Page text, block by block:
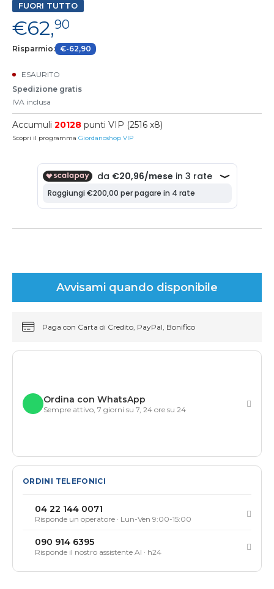
FUORI TUTTO
€62,90
Risparmio: €-62,90
ESAURITO
Spedizione gratis
IVA inclusa
Accumuli 20128 punti VIP (2516 x8)
Scopri il programma Giordanoshop VIP
Avvisami quando disponibile
Paga con Carta di Credito, PayPal, Bonifico
Ordina con WhatsApp
Sempre attivo, 7 giorni su 7, 24 ore su 24
ORDINI TELEFONICI
04 22 144 0071
Risponde un operatore · Lun-Ven 9:00-15:00
090 914 6395
Risponde il nostro assistente AI · h24